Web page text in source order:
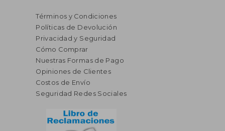
Términos y Condiciones
Políticas de Devolución
Privacidad y Seguridad
Cómo Comprar
Nuestras Formas de Pago
Opiniones de Clientes
Costos de Envío
Seguridad Redes Sociales